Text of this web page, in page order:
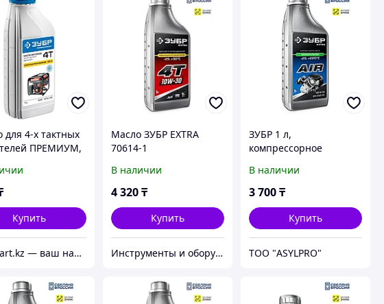
для 4-х тактных
ПРЕМИУМ,
Купить
Ala-Mart.kz — ваш надежный партнер в мире качественных товаров.
Масло ЗУБР EXTRA
70614-1
В наличии
4 320 ₸
Купить
Инструменты и оборудование StellarTrade
ЗУБР 1 л,
компрессорное
EXTRA (70631-1)
В наличии
3 700₸
Купить
ТОО "ASYLPRO"